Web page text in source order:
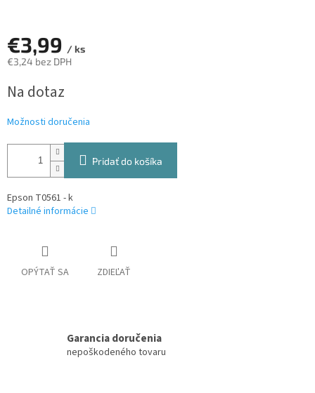
€3,99 / ks
€3,24 bez DPH
cena:
Na dotaz
Možnosti doručenia
Pridať do košíka
Epson T0561 - k
Detailné informácie
OPÝTAŤ SA ZDIEĽAŤ
Garancia doručenia
nepoškodeného tovaru